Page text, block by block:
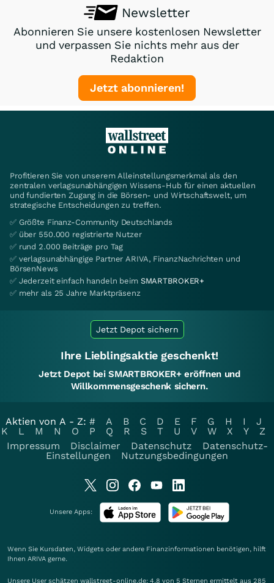
Newsletter
Abonnieren Sie unsere kostenlosen Newsletter
und verpassen Sie nichts mehr aus der
Redaktion
Jetzt abonnieren!
Profitieren Sie von unserem Alleinstellungsmerkmal als den
zentralen verlagsunabhängigen Wissens-Hub für einen aktuellen
und fundierten Zugang in die Börsen- und Wirtschaftswelt, um
strategische Entscheidungen zu treffen.
✅ Größte Finanz-Community Deutschlands
✅ über 550.000 registrierte Nutzer
✅ rund 2.000 Beiträge pro Tag
✅ verlagsunabhängige Partner ARIVA, FinanzNachrichten und
BörsenNews
✅ Jederzeit einfach handeln beim SMARTBROKER+
✅ mehr als 25 Jahre Marktpräsenz
Jetzt Depot sichern
Ihre Lieblingsaktie geschenkt!
Jetzt Depot bei SMARTBROKER+ eröffnen und
Willkommensgeschenk sichern.
Aktien von A - Z: # A B C D E F G H I
J
K
L M N O P Q R S T U V W X Y
Z
Impressum
Disclaimer Datenschutz
Datenschutz-
Einstellungen
Nutzungsbedingungen
Unsere Apps:
Wenn Sie Kursdaten, Widgets oder andere Finanzinformationen benötigen, hilft
Ihnen ARIVA gerne.
Unsere User schätzen wallstreet-online.de: 4.8 von 5 Sternen ermittelt aus 285